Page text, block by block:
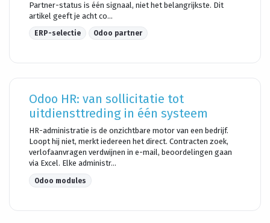
Partner-status is één signaal, niet het belangrijkste. Dit
artikel geeft je acht co...
ERP-selectie Odoo partner
Odoo HR: van sollicitatie tot
uitdiensttreding in één systeem
HR-administratie is de onzichtbare motor van een bedrijf.
Loopt hij niet, merkt iedereen het direct. Contracten zoek,
verlofaanvragen verdwijnen in e-mail, beoordelingen gaan
via Excel. Elke administr...
Odoo modules